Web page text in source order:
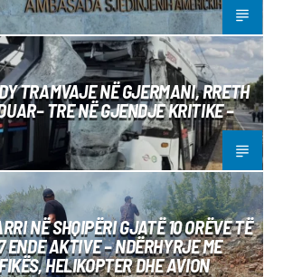
TRAMVAJE NË GJERMANI, RRETH
TRE NË GJENDJE KRITIKE –
NË SHQIPËRI GJATË 10 ORËVE TË
ENDE AKTIVE – NDËRHYRJE ME
HELIKOPTER DHE AVION